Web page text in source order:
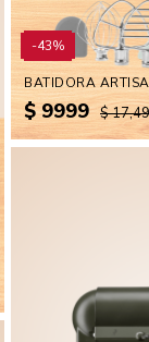
-43%
$ 9999 $